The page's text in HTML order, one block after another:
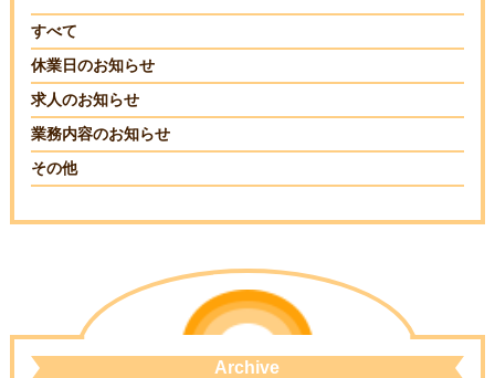
すべて
休業日のお知らせ
求人のお知らせ
業務内容のお知らせ
その他
Archive